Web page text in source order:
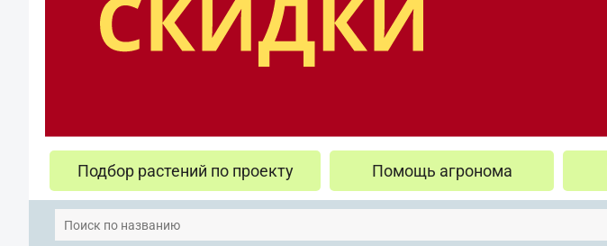
Подбор растений по проекту Помощь агронома